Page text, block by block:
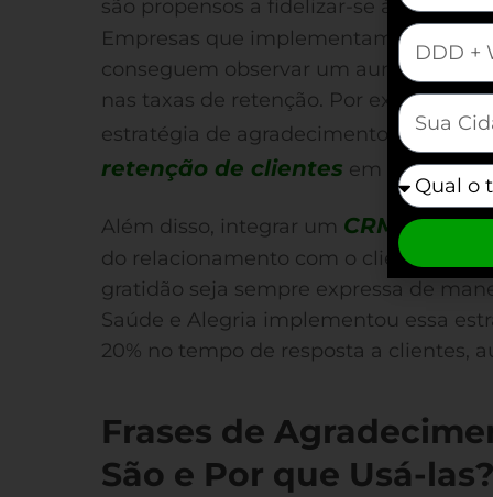
são propensos a fidelizar-se à marca
Empresas que implementam uma
conseguem observar um aumento
nas taxas de retenção. Por exemplo,
estratégia de agradecimento
retenção de clientes em um ano.
Além disso, integrar um CRM para
do relacionamento com o cliente e
gratidão seja sempre expressa de
Saúde e Alegria implementou essa
20% no tempo de resposta a clientes,
Frases de
São e Por que Usá-las?